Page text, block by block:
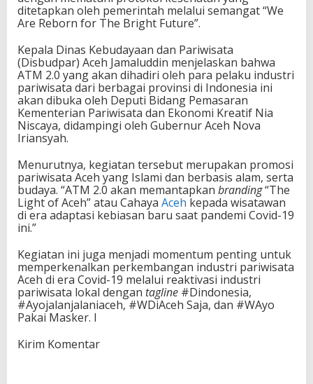
ditetapkan oleh pemerintah melalui semangat “We
Are Reborn for The Bright Future”.
Kepala Dinas Kebudayaan dan Pariwisata
(Disbudpar) Aceh Jamaluddin menjelaskan bahwa
ATM 2.0 yang akan dihadiri oleh para pelaku industri
pariwisata dari berbagai provinsi di Indonesia ini
akan dibuka oleh Deputi Bidang Pemasaran
Kementerian Pariwisata dan Ekonomi Kreatif Nia
Niscaya, didampingi oleh Gubernur Aceh Nova
Iriansyah.
Menurutnya, kegiatan tersebut merupakan promosi
pariwisata Aceh yang Islami dan berbasis alam, serta
budaya. “ATM 2.0 akan memantapkan branding“The
Light of Aceh” atau Cahaya Aceh kepada wisatawan
di era adaptasi kebiasan baru saat pandemi Covid-19
ini.”
Kegiatan ini juga menjadi momentum penting untuk
memperkenalkan perkembangan industri pariwisata
Aceh di era Covid-19 melalui reaktivasi industri
pariwisata lokal dengan tagline #Dindonesia,
#Ayojalanjalaniaceh, #WDiAceh Saja, dan #WAyo
Pakai Masker. I
Kirim Komentar